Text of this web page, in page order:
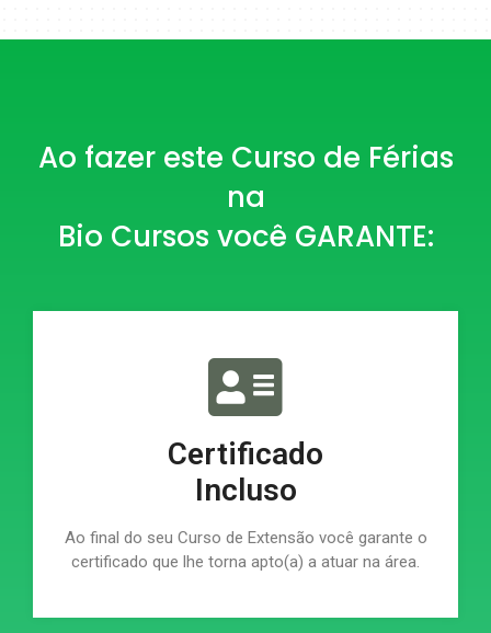
Ao fazer este Curso de Férias
na
Bio Cursos você GARANTE:
Certificado
Incluso
Ao final do seu Curso de Extensão você garante o
certificado que lhe torna apto(a) a atuar na área.